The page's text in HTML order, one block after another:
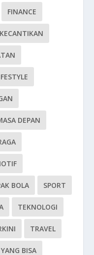
FINANCE
KECANTIKAN
DEPAN
BOLA SPORT
TEKNOLOGI
TRAVEL
YANG BISA